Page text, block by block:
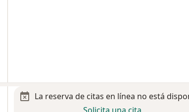
La reserva de citas en línea no está